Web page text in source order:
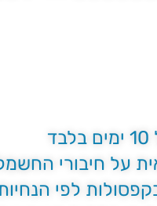
על חיבורי
לפי